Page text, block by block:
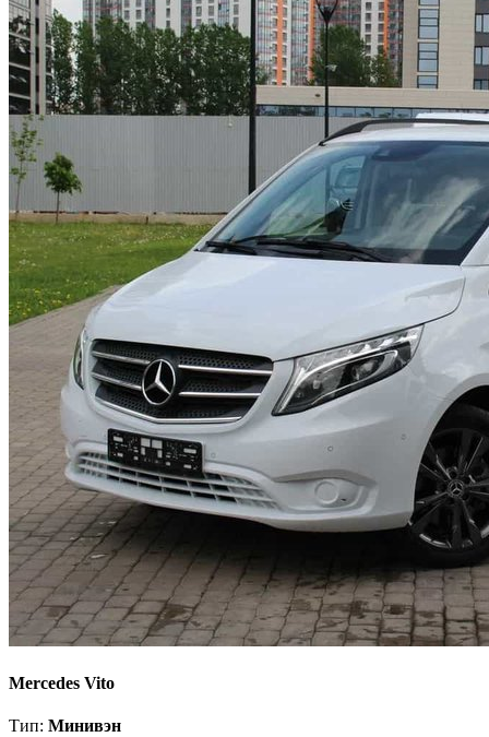
Mercedes Vito
Тип: Минивэн